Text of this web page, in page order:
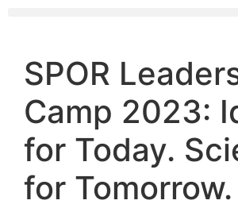
SPOR
Camp 2023:
for Today.
for Tomorrow.